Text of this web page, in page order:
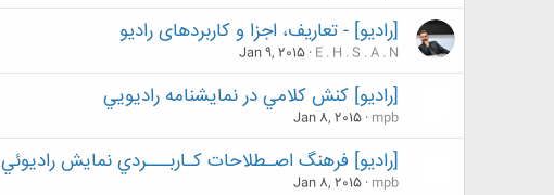
[رادیو] - تعاریف، اجزا و کاربردهای رادیو
E . H . S . A . N
Jan 9, 2015
[رادیو] کنش کلامي در نمايشنامه راديويي
mpb
Jan 8, 2015
[رادیو] فرهنگ اصـطلاحات کـاربـــردي نمايش راديوئي
mpb
Jan 8, 2015